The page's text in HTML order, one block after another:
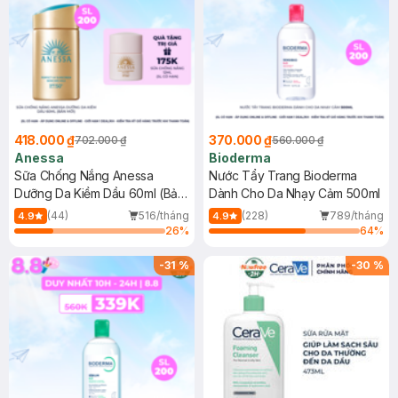
418.000 ₫702.000 ₫
Anessa
Sữa Chống Nắng Anessa
Dưỡng Da Kiềm Dầu 60ml (Bản
Mới)
4.9 (44)
516/tháng
26%
370.000 ₫560.000 ₫
Bioderma
Nước Tẩy Trang Bioderma
Dành Cho Da Nhạy Cảm 500ml
4.9 (228)
789/tháng
64%
-31% -30 %